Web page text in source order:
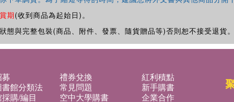
期(收到商品為起始日)。
與完整包裝(商品、附件、發票、隨貨贈品等)否則恕不接受退貨。
募 禮券兌換
紅利積點
館分類法 常見問題
新手購書
購/編目 空中大學購書
企業合作